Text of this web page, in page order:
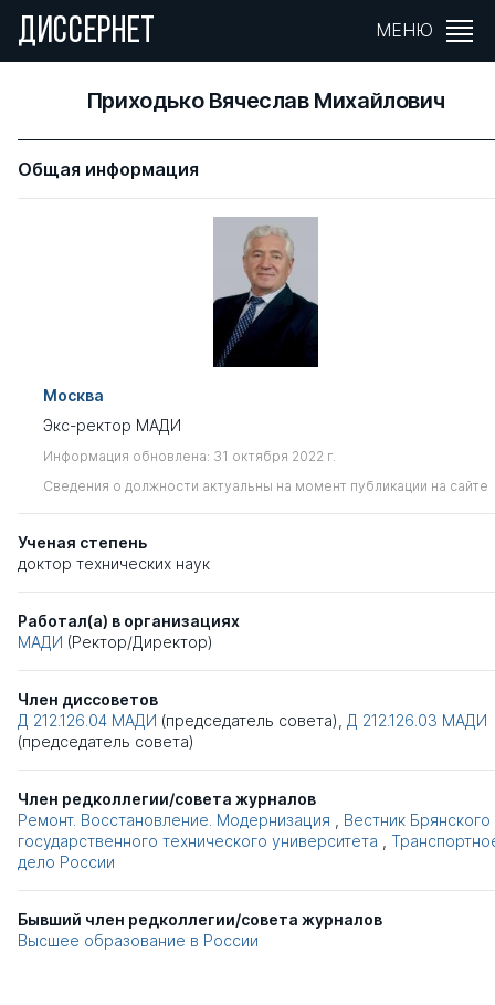
ДИССЕРНЕТ МЕНЮ
Приходько Вячеслав Михайлович
Общая информация
Москва
Экс-ректор МАДИ
Информация обновлена: 31 октября 2022 г.
Сведения о должности актуальны на момент публикации на сайте
Ученая степень
доктор технических наук
Работал(а) в организациях
МАДИ (Ректор/Директор)
Член диссоветов
Д 212.126.04 МАДИ (председатель совета), Д 212.126.03 МАДИ
(председатель совета)
Член редколлегии/совета журналов
Ремонт. Восстановление. Модернизация
Вестник Брянского
государственного технического университета
дело России
Бывший член редколлегии/совета журналов
Высшее образование в России